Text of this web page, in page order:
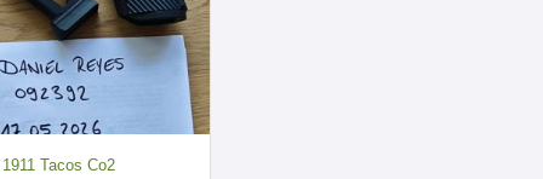
Tacos Co2